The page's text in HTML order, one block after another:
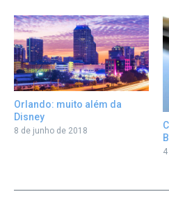
Orlando: muito além da
Disney
8 de junho de 2018